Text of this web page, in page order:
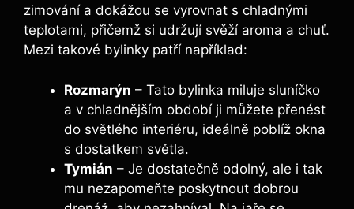
zimování a dokážou se vyrovnat s chladnými
teplotami, přičemž si udržují svěží aroma a chuť.
Mezi takové bylinky patří například:
Rozmarýn – Tato bylinka miluje sluníčko
a v chladnějším období ji můžete přenést
do světlého interiéru, ideálně poblíž okna
s dostatkem světla.
Tymián – Je dostatečně odolný, ale i tak
mu nezapomeňte poskytnout dobrou